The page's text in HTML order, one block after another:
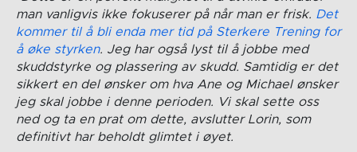
man vanligvis ikke fokuserer på når man er frisk. Det
kommer til å bli enda mer tid på Sterkere Trening for
å øke styrken. Jeg har også lyst til å jobbe med
skuddstyrke og plassering av skudd. Samtidig er det
sikkert en del ønsker om hva Ane og Michael ønsker
jeg skal jobbe i denne perioden. Vi skal sette oss
ned og ta en prat om dette, avslutter Lorin, som
definitivt har beholdt glimtet i øyet.